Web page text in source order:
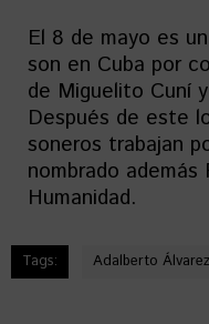
El 8 de mayo es
son en Cuba por
de Miguelito Cuní
Después de este
soneros trabajan
nombrado
Humanidad.
Tags: Adalberto Álvarez